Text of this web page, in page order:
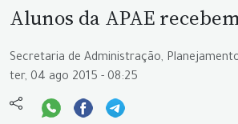
Alunos da APAE
Secretaria de Administração,
ter, 04 ago 2015 - 08:25